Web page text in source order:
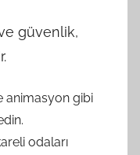
güvenlik,
animasyon gibi
odaları